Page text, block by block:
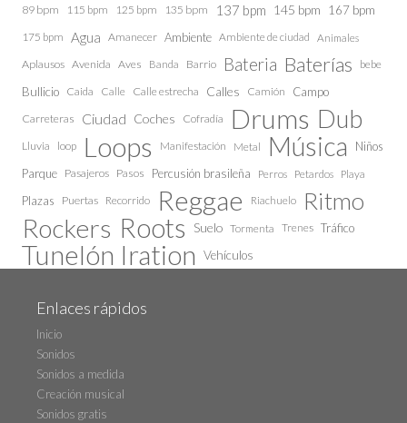
89 bpm 115 bpm 125 bpm 135 bpm 137 bpm 145 bpm 167 bpm
175 bpm Agua Amanecer Ambiente Ambiente de ciudad Animales
Aplausos Avenida Aves Banda Barrio Bateria Baterías bebe
Bullicio Caida Calle Calle estrecha Calles Camión Campo
Carreteras Ciudad Coches Cofradía Drums Dub
Lluvia loop Loops Manifestación Metal Música
Niños
Parque Pasajeros Pasos Percusión brasileña Perros Petardos Playa
Plazas Puertas Recorrido Reggae Riachuelo Ritmo
Rockers Roots Suelo Tormenta Trenes Tráfico
Tunelón Iration Vehículos
Enlaces rápidos
Inicio
Sonidos
Sonidos a medida
Creación musical
Sonidos gratis